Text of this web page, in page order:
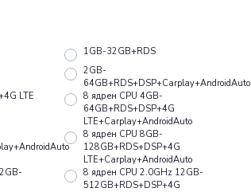
1GB-32GB+RDS
2GB-
64GB+RDS+DSP+Carplay+AndroidAuto
LTE
8 ядрен CPU 4GB-
64GB+RDS+DSP+4G
LTE+Carplay+AndroidAuto
8 ядрен CPU 8GB-
128GB+RDS+DSP+4G
LTE+Carplay+AndroidAuto
8 ядрен CPU 2.0GHz 12GB-
512GB+RDS+DSP+4G